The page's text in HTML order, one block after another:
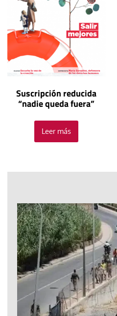
Suscripción reducida
“nadie queda fuera”
Leer más